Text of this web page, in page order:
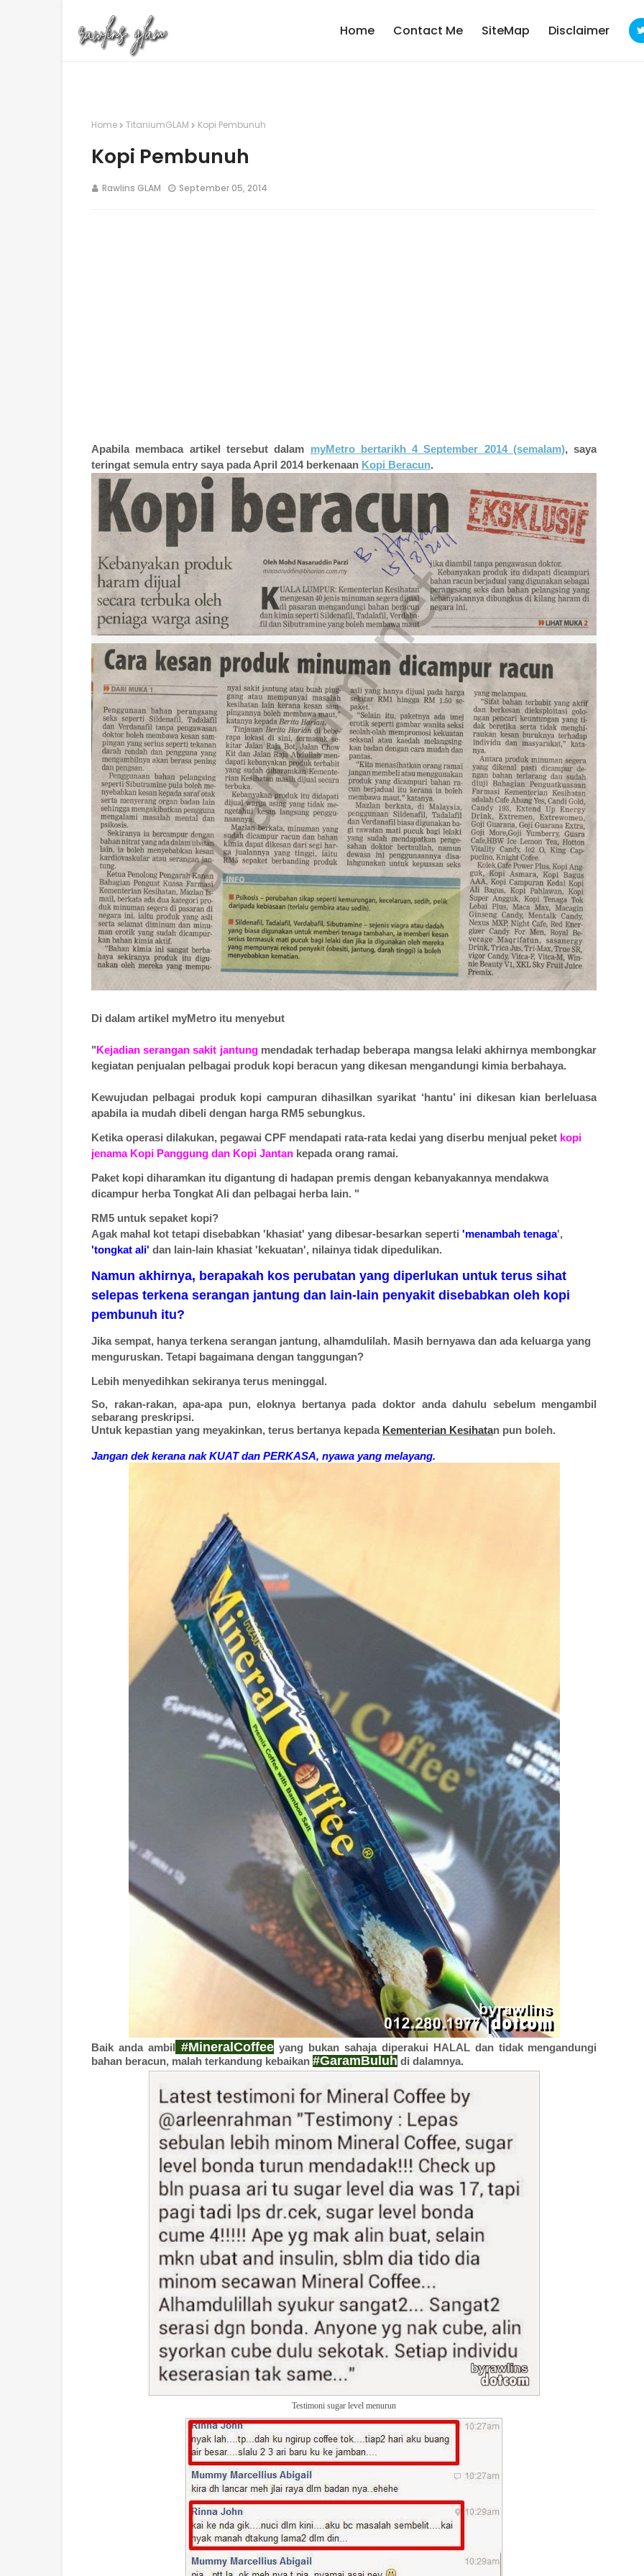
Home Contact Me SiteMap Disclaimer
Home TitaniumGLAM Kopi Pembunuh
Kopi Pembunuh
Rawlins GLAM September 05, 2014
Apabila membaca artikel tersebut dalam myMetro bertarikh 4 September 2014 (semalam), saya
teringat semula entry saya pada April 2014 berkenaan Kopi Beracun.
Di dalam artikel myMetro itu menyebut
"Kejadian serangan sakit jantung mendadak terhadap beberapa mangsa lelaki akhirnya membongkar
kegiatan penjualan pelbagai produk kopi beracun yang dikesan mengandungi kimia berbahaya.
Kewujudan pelbagai produk kopi campuran dihasilkan syarikat ‘hantu’ ini dikesan kian berleluasa
apabila ia mudah dibeli dengan harga RM5 sebungkus.
Ketika operasi dilakukan, pegawai CPF mendapati rata-rata kedai yang diserbu menjual peket kopi
jenama Kopi Panggung dan Kopi Jantan kepada orang ramai.
Paket kopi diharamkan itu digantung di hadapan premis dengan kebanyakannya mendakwa
dicampur herba Tongkat Ali dan pelbagai herba lain. "
RM5 untuk sepaket kopi?
Agak mahal kot tetapi disebabkan 'khasiat' yang dibesar-besarkan seperti 'menambah tenaga',
'tongkat ali' dan lain-lain khasiat 'kekuatan', nilainya tidak dipedulikan.
Namun akhirnya, berapakah kos perubatan yang diperlukan untuk terus sihat
selepas terkena serangan jantung dan lain-lain penyakit disebabkan oleh kopi
pembunuh itu?
Jika sempat, hanya terkena serangan jantung, alhamdulilah. Masih bernyawa dan ada keluarga yang
menguruskan. Tetapi bagaimana dengan tanggungan?
Lebih menyedihkan sekiranya terus meninggal.
So, rakan-rakan, apa-apa pun, eloknya bertanya pada doktor anda dahulu sebelum mengambil
sebarang preskripsi.
Untuk kepastian yang meyakinkan, terus bertanya kepada Kementerian Kesihatan pun boleh.
Jangan dek kerana nak KUAT dan PERKASA, nyawa yang melayang.
Baik anda ambil #MineralCoffee yang bukan sahaja diperakui HALAL dan tidak mengandungi
bahan beracun, malah terkandung kebaikan #GaramBuluh di dalamnya.
Testimoni sugar level menurun